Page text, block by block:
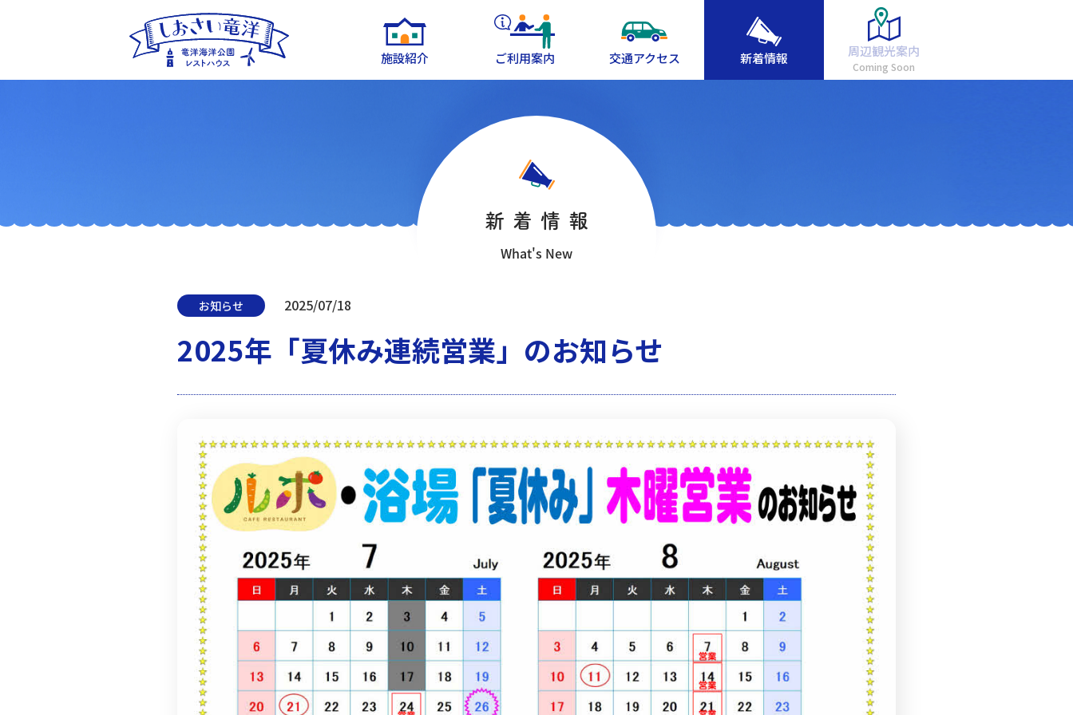
施設紹介 ご利用案内 交通アクセス 新着情報 周辺観光案内
新着情報
What's New
お知らせ 2025/07/18
2025年「夏休み連続営業」のお知らせ